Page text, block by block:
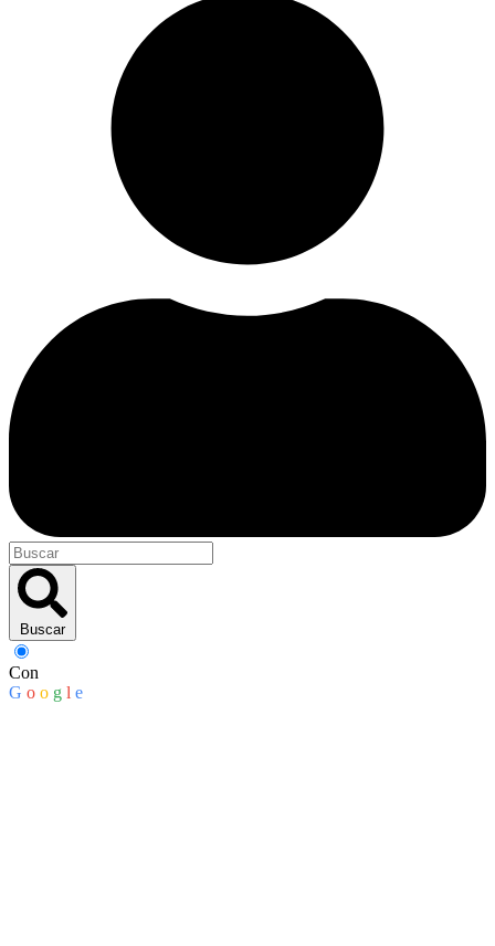
Buscar
Con
G o o g l e